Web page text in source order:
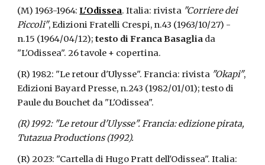
(M) 1963-1964:L'Odissea. Italia: rivista "Corriere dei
Piccoli", Edizioni Fratelli Crespi, n.43 (1963/10/27) -
n.15 (1964/04/12);testo di Franca Basaglia da
"L'Odissea". 26 tavole + copertina.
(R) 1982: "Le retour d'Ulysse". Francia: rivista "Okapi",
Edizioni Bayard Presse, n.243 (1982/01/01); testo di
Paule du Bouchet da "L'Odissea".
(R) 1992: "Le retour d'Ulysse". Francia: edizione pirata,
Tutazua Productions (1992).
(R) 2023: "Cartella di Hugo Pratt dell'Odissea". Italia: